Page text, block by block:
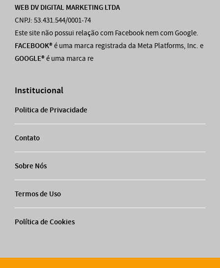
WEB DV DIGITAL MARKETING LTDA
CNPJ: 53.431.544/0001-74
Este site não possui relação com Facebook nem com Google.
FACEBOOK®é uma marca registrada da Meta Platforms, Inc. e
GOOGLE®é uma marca re
Institucional
Politica de Privacidade
Contato
Sobre Nós
Termos de Uso
Política de Cookies